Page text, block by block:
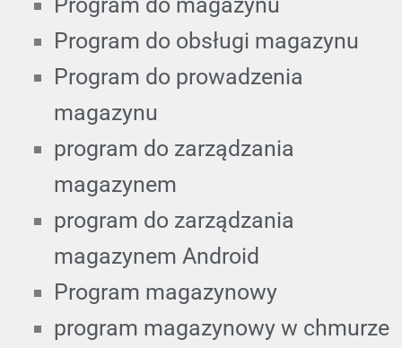
Program do obsługi magazynu
Program do prowadzenia
magazynu
program do zarządzania
magazynem
program do zarządzania
magazynem Android
Program magazynowy
program magazynowy w chmurze